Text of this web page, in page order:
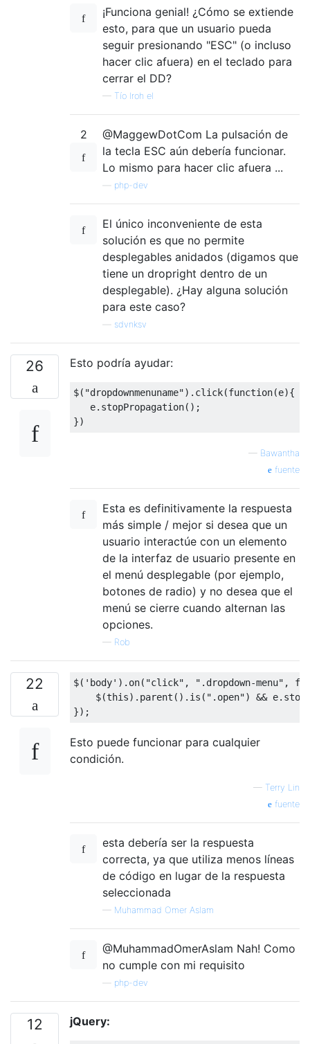
¡Funciona genial! ¿Cómo se extiende
esto, para que un usuario pueda
seguir presionando "ESC" (o incluso
hacer clic afuera) en el teclado para
cerrar el DD?
— Tío Iroh el
2
@MaggewDotCom La pulsación de
la tecla ESC aún debería funcionar.
Lo mismo para hacer clic afuera ...
php-dev
El único inconveniente de esta
solución es que no permite
desplegables anidados (digamos que
tiene un dropright dentro de un
desplegable). ¿Hay alguna solución
para este caso?
sdvnksv
26 Esto podría ayudar:
$( "dropdownmenuname"). click(function(e){
   e
. stopPropagation();
})
— Bawantha
fuente
Esta es definitivamente la respuesta
más simple / mejor si desea que un
usuario interactúe con un elemento
de la interfaz de usuario presente en
el menú desplegable (por ejemplo,
botones de radio) y no desea que el
menú se cierre cuando alternan las
opciones.
— Rob
22 $( 'body' ). on( "click" , ".dropdown-menu" ,
    $
(this). parent (). is ( ".open") && e.
});
Esto puede funcionar para cualquier
condición.
— Terry Lin
fuente
esta debería ser la respuesta
correcta, ya que utiliza menos líneas
de código en lugar de la respuesta
seleccionada
— Muhammad Omer Aslam
@MuhammadOmerAslam Nah! Como
no cumple con mi requisito
php-dev
12 jQuery: